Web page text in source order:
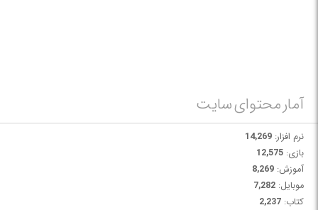
آمار محتوای سایت
نرم افزار: 14,269
بازی: 12,575
آموزش: 8,269
موبایل: 7,282
کتاب: 2,237